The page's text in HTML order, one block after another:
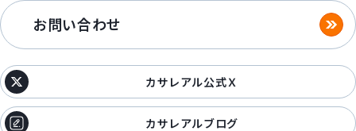
お問い合わせ
カサレアル公式Ｘ
カサレアルブログ